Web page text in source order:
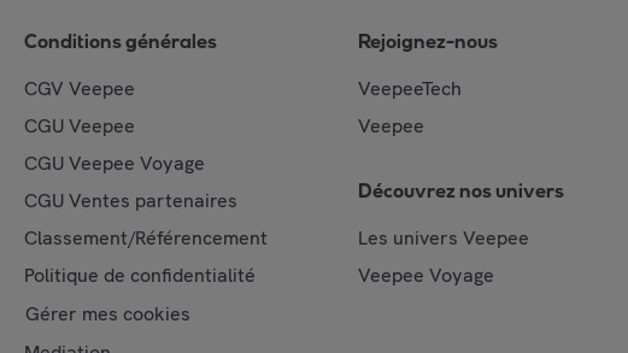
Conditions générales
CGV Veepee
CGU Veepee
CGU Veepee Voyage
CGU Ventes partenaires
Classement/Référencement
Politique de confidentialité
Gérer mes cookies
Rejoignez-nous
VeepeeTech
Veepee
Découvrez nos univers
Les univers Veepee
Veepee Voyage